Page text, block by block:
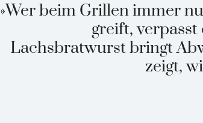
»Wer beim Grillen immer
greift, verpasst
Lachsbratwurst bringt
zeigt,